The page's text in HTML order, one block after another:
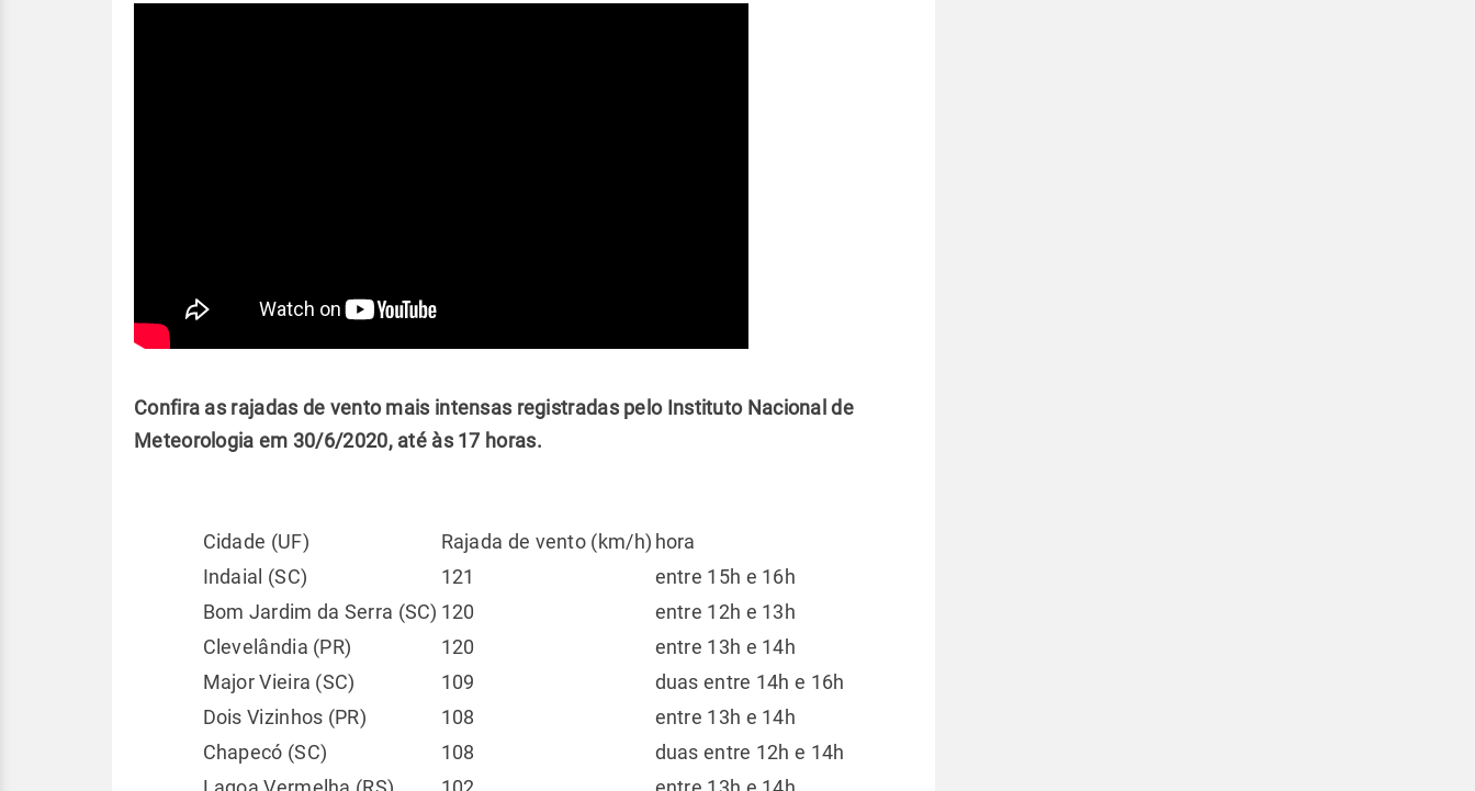
Confira as rajadas de vento mais intensas registradas pelo Instituto Nacional de
Meteorologia em 30/6/2020, até às 17 horas.
Cidade (UF) Rajada de vento (km/h) hora
Indaial (SC)
121
entre 15h e 16h
Bom Jardim da Serra (SC) 120
entre 12h e 13h
Clevelândia (PR)
120
entre 13h e 14h
Major Vieira (SC)
109
duas entre 14h e 16h
Dois Vizinhos (PR)
108
entre 13h e 14h
Chapecó (SC)
108
duas entre 12h e 14h